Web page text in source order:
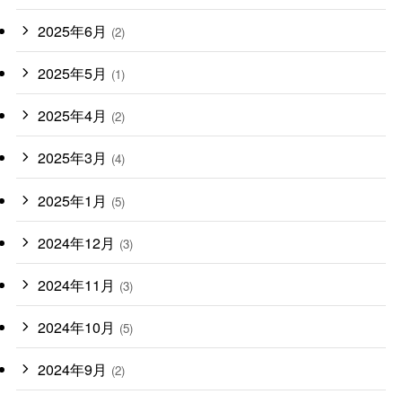
2025年6月 (2)
2025年5月 (1)
2025年4月 (2)
2025年3月 (4)
2025年1月 (5)
2024年12月 (3)
2024年11月 (3)
2024年10月 (5)
2024年9月 (2)